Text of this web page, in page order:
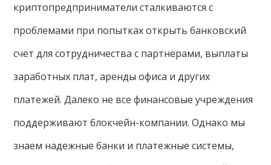
криптопредприниматели сталкиваются с
проблемами при попытках открыть банковский
счет для сотрудничества с партнерами, выплаты
заработных плат, аренды офиса и других
платежей. Далеко не все финансовые учреждения
поддерживают блокчейн-компании. Однако мы
знаем надежные банки и платежные системы,